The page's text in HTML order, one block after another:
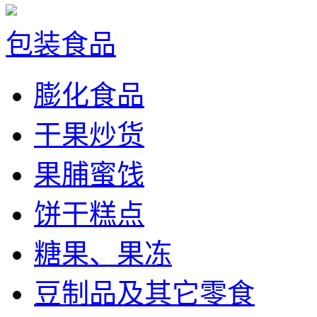
包装食品
膨化食品
干果炒货
果脯蜜饯
饼干糕点
糖果、果冻
豆制品及其它零食